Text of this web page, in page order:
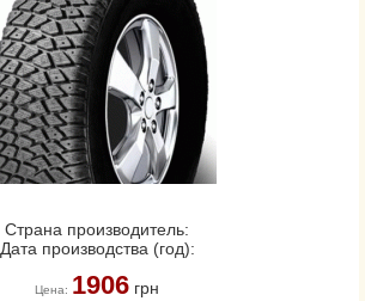
Страна производитель:
Дата производства (год):
Цена: 1906грн